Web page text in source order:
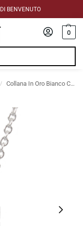
DI BENVENUTO
0
/ Collana In Oro Bianco Con Croce in Diamanti Taglio Brillante